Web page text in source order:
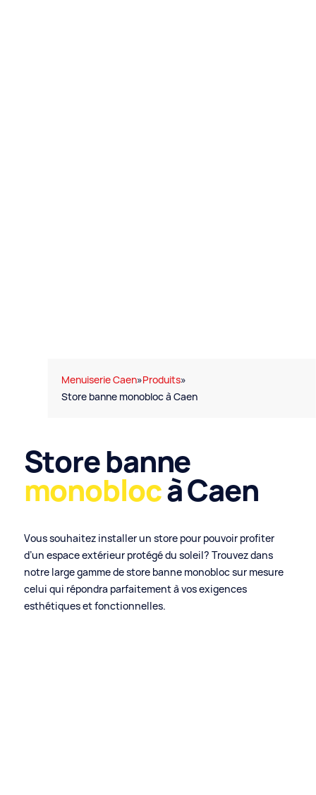
Menuiserie Caen»Produits»
Store banne monobloc à Caen
Store banne
monoblocà Caen
Vous souhaitez installer un store pour pouvoir profiter
d’un espace extérieur protégé du soleil? Trouvez dans
notre large gamme de store banne monobloc sur mesure
celui qui répondra parfaitement à vos exigences
esthétiques et fonctionnelles.